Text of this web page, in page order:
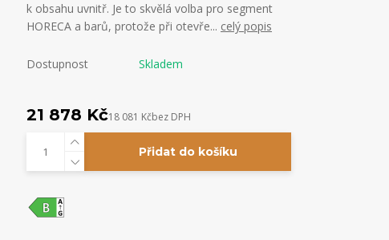
k obsahu uvnitř. Je to skvělá volba pro segment
HORECA a barů, protože při otevře... celý popis
Dostupnost Skladem
21 878 Kč18 081 Kčbez DPH
Přidat do košíku